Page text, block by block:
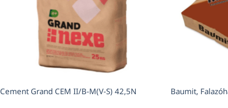
Cement Grand CEM II/B-M(V-S) 42,5N Baumit,